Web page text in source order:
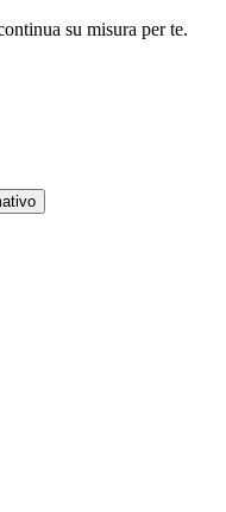
su misura per te.